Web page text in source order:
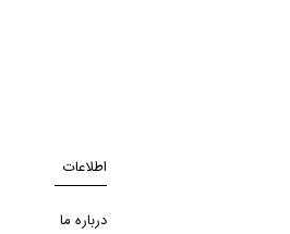
اطلاعات
درباره ما